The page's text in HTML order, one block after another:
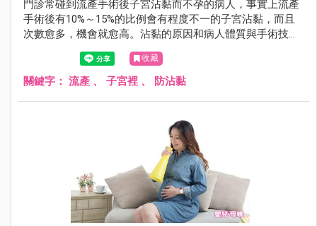
門診常碰到流產手術後子宮沾黏而不孕的病人，事實上流產
手術後有10%～15%的比例會有程度不一的子宮沾黏，而且
次數愈多，機會就愈高。沾黏的原因和病人體質與手術技巧
都有關係，以往並沒有預防的方法，不過2017年6月份的美
國生殖醫學會期刊（Fertility and Sterility）有一項研究發現，
人工防沾黏材料可以預防流產手術後的子宮沾黏。
收藏
關鍵字： 流產 、 子宮裡 、 防沾黏